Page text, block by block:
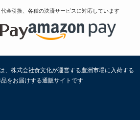
金引換、各種の決済サービスに対応しています
、株式会社食文化が運営する豊洲市場に入荷する
をお届けする通販サイトです